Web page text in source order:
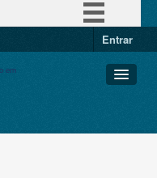
Entrar